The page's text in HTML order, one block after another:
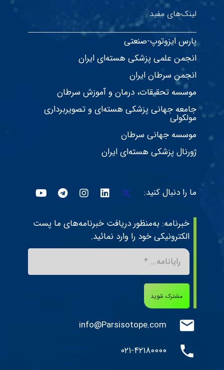
لینک‌های مفید
پارس ایزوتوپ-صنعتی
انجمن علمی پزشکی هسته‌ای ایران
انجمن سرطان ایران
موسسه تحقیقات، درمان و آموزش سرطان
جامعه جهانی پزشکی هسته‌ای و تصویربرداری
مولکولی
موسسه جهانی سرطان
ژورنال پزشکی هسته‌ای ایران
ما را دنبال کنید:
خبرنامه: به‌منظور دریافت خبرنامه‌های ما پست
الکترونیکی خود را وارد نمائید.
مشترک شوید
mail
info@Parsisotope.com
phone
۰۲۱-۴۲۱۸۰۰۰۰